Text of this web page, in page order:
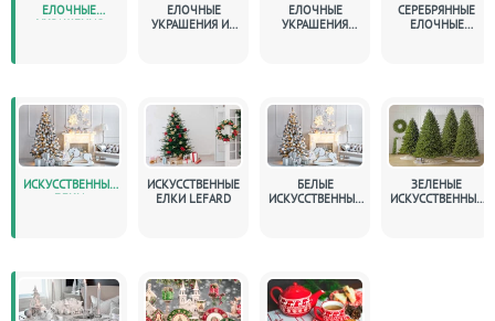
ЕЛОЧНЫЕ
УКРАШЕНИЯ
ЕЛОЧНЫЕ
УКРАШЕНИЯ ИЗ
ЕЛОЧНЫЕ
УКРАШЕНИЯ
СЕРЕБРЯННЫЕ
ЕЛОЧНЫЕ
ИСКУССТВЕННЫЕ
ЕЛКИ
ИСКУССТВЕННЫЕ
ЕЛКИ LEFARD
БЕЛЫЕ
ИСКУССТВЕННЫЕ
ЗЕЛЕНЫЕ
ИСКУССТВЕННЫЕ